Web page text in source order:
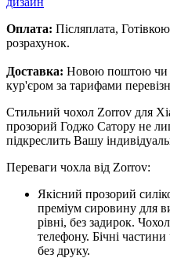
Оплата: Післяплата,
розрахунок.
Доставка: Новою поштою чи
кур'єром за тарифами
Стильний чохол Zorrov для
прозорий Годжо Сатору не
підкреслить Вашу
Переваги чохла від Zorrov:
Якісний прозорий
преміум сировину для
рівні, без задирок.
телефону. Бічні
без друку.